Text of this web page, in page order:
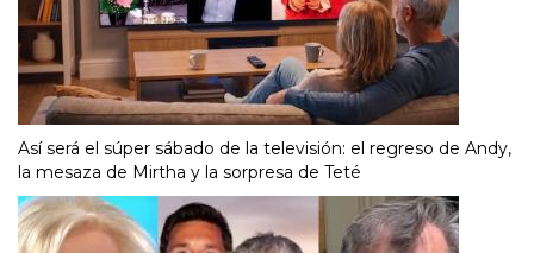
Así será el súper sábado de la televisión: el regreso de Andy,
la mesaza de Mirtha y la sorpresa de Teté